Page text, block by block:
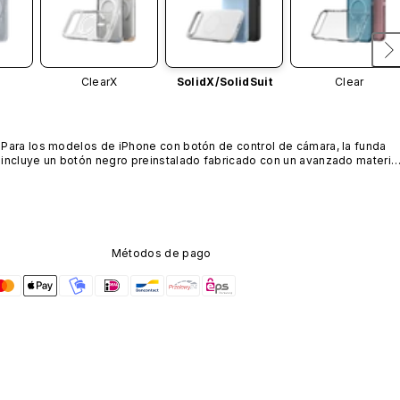
ClearX SolidX/SolidSuit Clear
Para los modelos de iPhone con botón de control de cámara, la funda
incluye un botón negro preinstalado fabricado con un avanzado material
Métodos de pago